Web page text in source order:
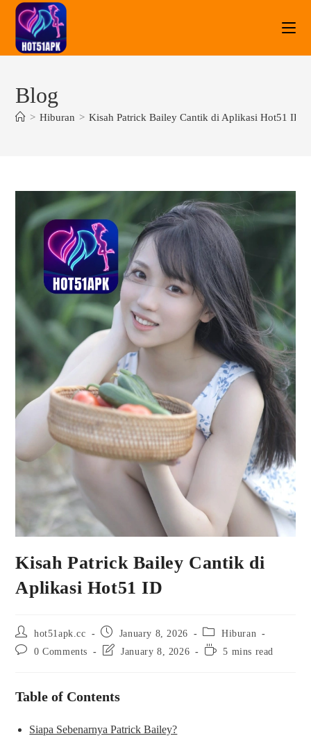
Blog
> Hiburan > Kisah Patrick Bailey Cantik di Aplikasi Hot51 ID
Kisah Patrick Bailey Cantik di
Aplikasi Hot51 ID
hot51apk.cc January 8, 2026
Hiburan
0 Comments
January 8, 2026 5 mins read
Table of Contents
Siapa Sebenarnya Patrick Bailey?